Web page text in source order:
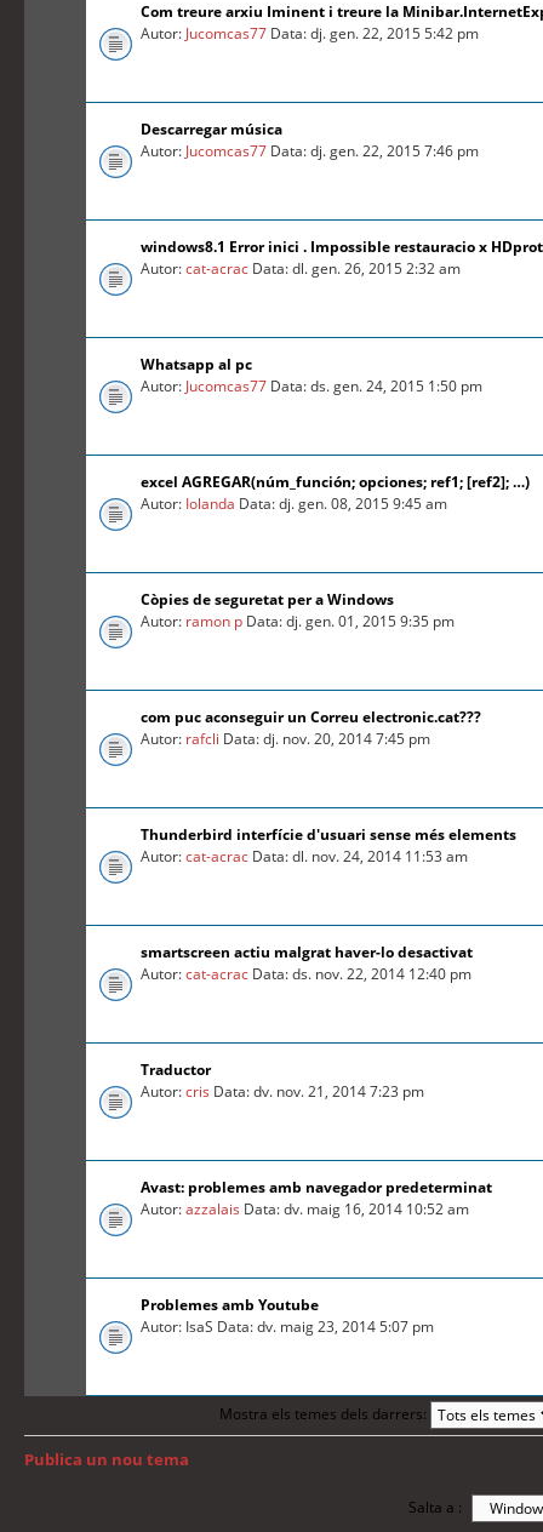
Com treure arxiu Iminent i treure la
Autor: Jucomcas77 Data: dj. gen. 22, 2015 5:42 pm
Descarregar música
Autor: Jucomcas77 Data: dj. gen. 22, 2015 7:46 pm
windows8.1 Error inici . Impossible restauracio x
Autor:cat-acrac Data: dl. gen. 26, 2015 2:32 am
Whatsapp al pc
Autor: Jucomcas77 Data: ds. gen. 24, 2015 1:50 pm
excel AGREGAR(núm_función; opciones; ref1; [ref2]; …)
Autor: Iolanda Data: dj. gen. 08, 2015 9:45 am
Còpies de seguretat per a Windows
Autor: ramon p Data: dj. gen. 01, 2015 9:35 pm
com puc aconseguir un Correu electronic.cat???
Autor: rafcli Data: dj. nov. 20, 2014 7:45 pm
Thunderbird interfície d'usuari sense més elements
Autor:cat-acrac Data: dl. nov. 24, 2014 11:53 am
smartscreen actiu malgrat haver-lo desactivat
Autor:cat-acrac Data: ds. nov. 22, 2014 12:40 pm
Traductor
Autor:cris Data: dv. nov. 21, 2014 7:23 pm
Avast: problemes amb navegador predeterminat
Autor:azzalais Data: dv. maig 16, 2014 10:52 am
Problemes amb Youtube
Autor: IsaS Data: dv. maig 23, 2014 5:07 pm
Mostra els temes dels darrers:
Publica un nou tema
Salta a :